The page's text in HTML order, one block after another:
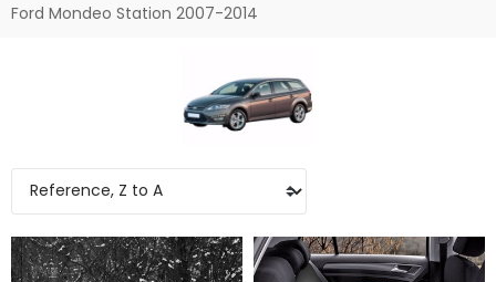
Ford Mondeo Station 2007-2014